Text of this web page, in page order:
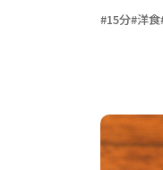
15分 洋食